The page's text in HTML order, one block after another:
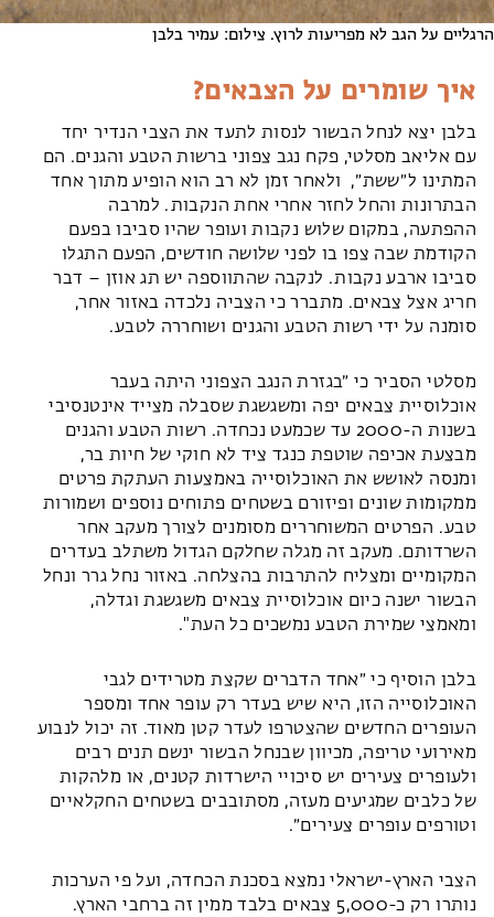
הרגליים על הגב לא מפריעות לרוץ. צילום: עמיר בלבן
איך שומרים על הצבאים?
בלבן יצא לנחל הבשור לנסות לתעד את הצבי הנדיר יחד
עם אליאב מסלטי, פקח נגב צפוני ברשות הטבע והגנים. הם
המתינו ל״ששת״, ולאחר זמן לא רב הוא הופיע מתוך אחד
הבתרונות והחל לחזר אחרי אחת הנקבות. למרבה
ההפתעה, במקום שלוש נקבות ועופר שהיו סביבו בפעם
הקודמת שבה צפו בו לפני שלושה חודשים, הפעם התגלו
סביבו ארבע נקבות. לנקבה שהתווספה יש תג אוזן – דבר
חריג אצל צבאים. מתברר כי הצביה נלכדה באזור אחר,
סומנה על ידי רשות הטבע והגנים ושוחררה לטבע.
מסלטי הסביר כי ״בגזרת הנגב הצפוני היתה בעבר
אוכלוסיית צבאים יפה ומשגשגת שסבלה מצייד אינטנסיבי
בשנות ה-2000 עד שכמעט נכחדה. רשות הטבע והגנים
מבצעת אכיפה שוטפת כנגד ציד לא חוקי של חיות בר,
ומנסה לאושש את האוכלוסייה באמצעות העתקת פרטים
ממקומות שונים ופיזורם בשטחים פתוחים נוספים ושמורות
טבע. הפרטים המשוחררים מסומנים לצורך מעקב אחר
השרדותם. מעקב זה מגלה שחלקם הגדול משתלב בעדרים
המקומיים ומצליח להתרבות בהצלחה. באזור נחל גרר ונחל
הבשור ישנה כיום אוכלוסיית צבאים משגשגת וגדלה,
ומאמצי שמירת הטבע נמשכים כל העת".
בלבן הוסיף כי ״אחד הדברים שקצת מטרידים לגבי
האוכלוסייה הזו, היא שיש בעדר רק עופר אחד ומספר
העופרים החדשים שהצטרפו לעדר קטן מאוד. זה יכול לנבוע
מאירועי טריפה, מכיוון שבנחל הבשור ינשם תנים רבים
ולעופרים צעירים יש סיכויי הישרדות קטנים, או מלהקות
של כלבים שמגיעים מעזה, מסתובבים בשטחים החקלאיים
וטורפים עופרים צעירים״.
הצבי הארץ-ישראלי נמצא בסכנת הכחדה, ועל פי הערכות
נותרו רק כ-5,000 צבאים בלבד ממין זה ברחבי הארץ.